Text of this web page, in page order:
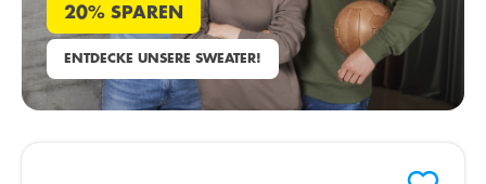
20% SPAREN
ENTDECKE UNSERE SWEATER!